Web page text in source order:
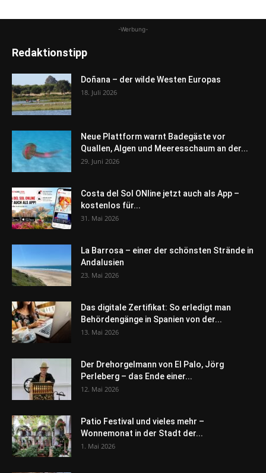
-Werbung-
Redaktionstipp
Doñana – der wilde Westen Europas
18. Juli 2026
Neue Plattform warnt Badegäste vor
Quallen, Algen und Meeresschaum an der...
29. Juni 2026
Costa del Sol ONline jetzt auch als App –
kostenlos für...
31. Mai 2026
La Barrosa – einer der schönsten Strände in
Andalusien
23. Mai 2026
Das digitale Zertifikat: So erledigt man
Behördengänge in Spanien von der...
13. Mai 2026
Der Drehorgelmann von El Palo, Jörg
Perleberg – das Ende einer...
12. Mai 2026
Patio Festival und vieles mehr –
Wonnemonat in der Stadt der...
1. Mai 2026